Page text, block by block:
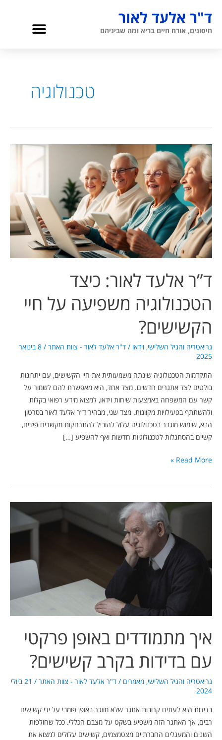
לתוכןד"ר אלעד לאור
חיסונים, אורח חיים בריא ומה שביניהם תפריט
טכנולוגיה
ד”ר אלעד לאור: כיצד
הטכנולוגיה משפיעה על חיי
הקשישים?
גריאטריה והגיל השלישי, וידאו / ד"ר אלעד לאור - צוות האתר /
8 בינואר
2025
התקדמות הטכנולוגיה שינתה משמעותית את חיי הקשישים, עם יתרונות
בולטים לצד אתגרים חדשים. מצד אחד, היא מאפשרת להם לשמור על
קשר עם המשפחה באמצעות שיחות וידאו, למצוא מידע רפואי בקלות
ולהשתתף בפעילויות מקוונות. מצד שני, מבהיר ד”ר אלעד לאור בסרטון
הבא, שימוש מוגבר בטכנולוגיה עלול להוביל להתרחקות מקשרים פיזיים,
קשיים בהסתגלות לטכנולוגיות חדשות ואף להשפיע […]
ד”ר
אלעד
לאור:
כיצד
הטכנולוגיה
משפיעה
על
חיי
הקשישים?
Read More »
איך מתמודדים באופן פרקטי
עם בדידות בקרב קשישים?
גריאטריה והגיל השלישי, מאמרים / ד"ר אלעד לאור - צוות האתר /
21 ביולי
2024
בדידות היא לעתים קרובות אתגר שלא מוזכר באופן פומבי על ידי קשישים
רבים, אך האתגר הזה משפיע בשקט על מצבם הכללי. ככל שחולפות
השנים והמעגלים החברתיים מצטמצמים, קשישים עלולים למצוא את
בדידות